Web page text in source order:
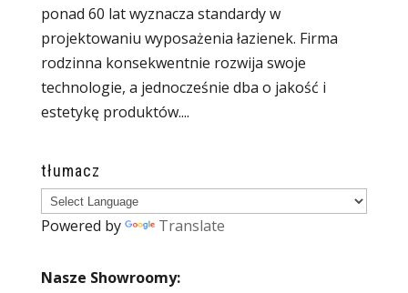
ponad 60 lat wyznacza standardy w
projektowaniu wyposażenia łazienek. Firma
rodzinna konsekwentnie rozwija swoje
technologie, a jednocześnie dba o jakość i
estetykę produktów....
tłumacz
Powered by Translate
Nasze Showroomy: